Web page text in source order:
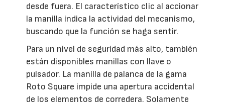
desde fuera. El característico clic al accionar
la manilla indica la actividad del mecanismo,
buscando que la función se haga sentir.
Para un nivel de seguridad más alto, también
están disponibles manillas con llave o
pulsador. La manilla de palanca de la gama
Roto Square impide una apertura accidental
de los elementos de corredera. Solamente